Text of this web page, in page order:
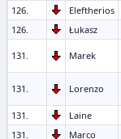
126.
Eleftherios
126.
Łukasz
131. Marek
131. Lorenzo
131.
Laine
131.
Marco